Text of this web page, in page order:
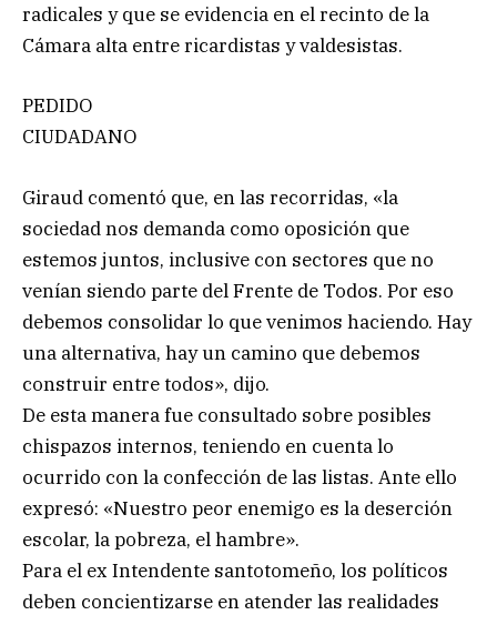
radicales y que se evidencia en el recinto de la
Cámara alta entre ricardistas y valdesistas.
PEDIDO
CIUDADANO
Giraud comentó que, en las recorridas, «la
sociedad nos demanda como oposición que
estemos juntos, inclusive con sectores que no
venían siendo parte del Frente de Todos. Por eso
debemos consolidar lo que venimos haciendo. Hay
una alternativa, hay un camino que debemos
construir entre todos», dijo.
De esta manera fue consultado sobre posibles
chispazos internos, teniendo en cuenta lo
ocurrido con la confección de las listas. Ante ello
expresó: «Nuestro peor enemigo es la deserción
escolar, la pobreza, el hambre».
Para el ex Intendente santotomeño, los políticos
deben concientizarse en atender las realidades